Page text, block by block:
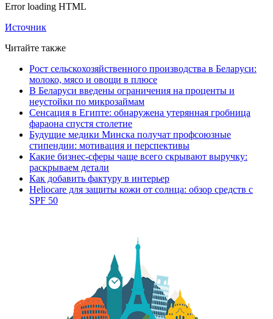
Error loading HTML
Источник
Читайте также
Рост сельскохозяйственного производства в Беларуси:
молоко, мясо и овощи в плюсе
В Беларуси введены ограничения на проценты и
неустойки по микрозаймам
Сенсация в Египте: обнаружена утерянная гробница
фараона спустя столетие
Будущие медики Минска получат профсоюзные
стипендии: мотивация и перспективы
Какие бизнес-сферы чаще всего скрывают выручку:
раскрываем детали
Как добавить фактуру в интерьер
Heliocare для защиты кожи от солнца: обзор средств с
SPF 50